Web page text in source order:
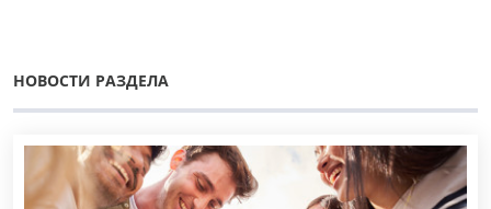
НОВОСТИ РАЗДЕЛА